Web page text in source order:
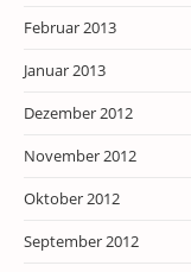
Februar 2013
Januar 2013
Dezember 2012
November 2012
Oktober 2012
September 2012